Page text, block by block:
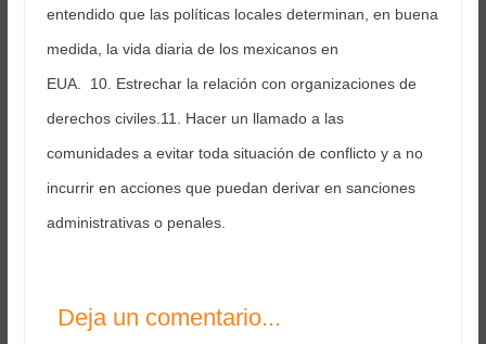
entendido que las políticas locales determinan, en buena
medida, la vida diaria de los mexicanos en
EUA. 10. Estrechar la relación con organizaciones de
derechos civiles.11. Hacer un llamado a las
comunidades a evitar toda situación de conflicto y a no
incurrir en acciones que puedan derivar en sanciones
administrativas o penales.
Deja un comentario...